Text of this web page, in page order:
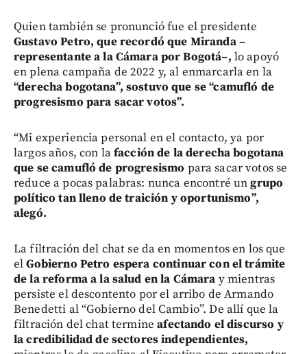
Quien también se pronunció fue el presidente
Gustavo Petro, que recordó que Miranda –
representante a la Cámara por Bogotá–, lo apoyó
en plena campaña de 2022 y, al enmarcarla en la
“derecha bogotana”, sostuvo que se “camufló de
progresismo para sacar votos”.
“Mi experiencia personal en el contacto, ya por
largos años, con lafacción de la derecha bogotana
que se camufló de progresismo para sacar votos se
reduce a pocas palabras: nunca encontré ungrupo
político tan lleno de traición y oportunismo”,
alegó.
La filtración del chat se da en momentos en los que
elGobierno Petro espera continuar con el trámite
de la reforma a la salud en la Cámara y mientras
persiste el descontento por el arribo de Armando
Benedetti al “Gobierno del Cambio”. De allí que la
filtración del chat termine afectando el discurso y
la credibilidad de sectores independientes,